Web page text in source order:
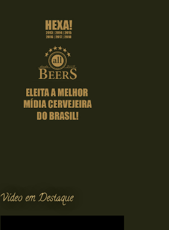
Vídeo em Destaque